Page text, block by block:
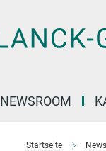
NEWSROOM
Startseite